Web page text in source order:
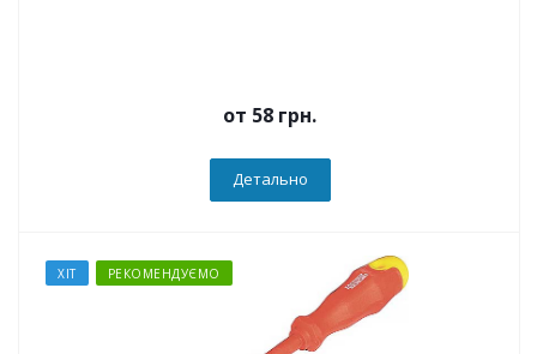
от 58 грн.
Детально
ХІТ РЕКОМЕНДУЄМО